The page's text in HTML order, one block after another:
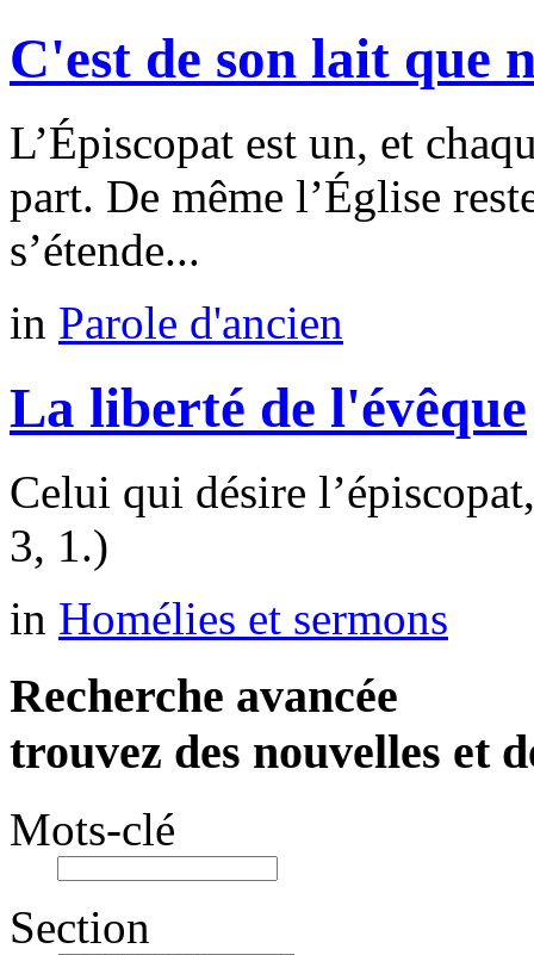
C'est de son lait que
L’Épiscopat est un, et
part. De même l’Église
s’étende...
in Parole d'ancien
La liberté de l'évêque
Celui qui désire
3, 1.)
in Homélies et sermons
Recherche avancée
trouvez des nouvelles et
Mots-clé
Section